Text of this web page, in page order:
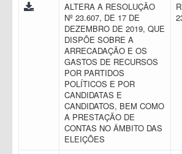
ALTERA A RESOLUÇÃO
Nº 23.607, DE 17 DE
DEZEMBRO DE 2019, QUE
DISPÕE SOBRE A
ARRECADAÇÃO E OS
GASTOS DE RECURSOS
POR PARTIDOS
POLÍTICOS E POR
CANDIDATAS E
CANDIDATOS, BEM COMO
A PRESTAÇÃO DE
CONTAS NO ÂMBITO DAS
ELEIÇÕES